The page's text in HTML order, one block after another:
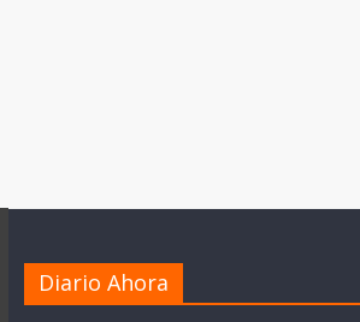
Diario Ahora